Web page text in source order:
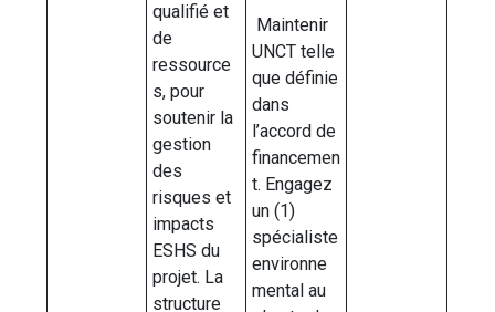
qualifié et
de
ressource
s, pour
soutenir la
gestion
des
risques et
impacts
ESHS du
projet. La
structure
Maintenir
UNCT telle
que définie
dans
l’accord de
financemen
t. Engagez
un (1)
spécialiste
environne
mental au